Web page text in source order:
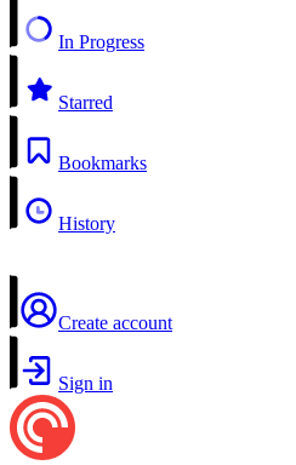
In Progress
Starred
Bookmarks
History
Create account
Sign in